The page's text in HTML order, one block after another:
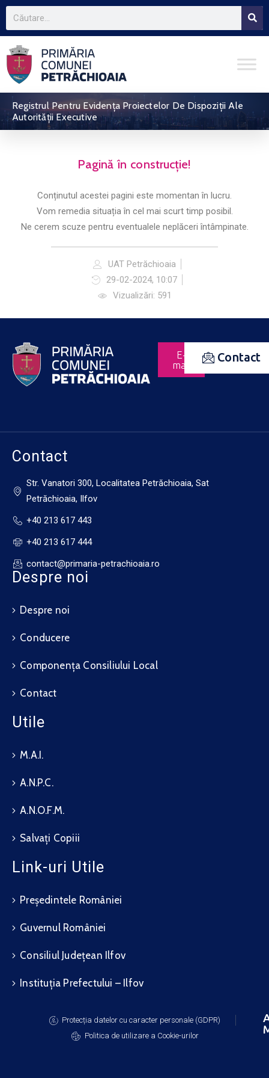
Registrul Pentru Evidența Proiectelor De Dispoziții Ale
Autorității Executive
Pagină în construcție!
Conținutul acestei pagini este momentan în lucru.
Vom remedia situația în cel mai scurt timp posibil.
Ne cerem scuze pentru eventualele neplăceri întâmpinate.
UAT Petrăchioaia
29-02-2024, 10:07
Vizualizări: 591
E-
mail
Contact
Contact
Str. Vanatori 300, Localitatea Petrăchioaia, Sat
Petrăchioaia, Ilfov
+40 213 617 443
+40 213 617 444
contact@primaria-petrachioaia.ro
Despre noi
Despre noi
Conducere
Componența Consiliului Local
Contact
Utile
M.A.I.
A.N.P.C.
A.N.O.F.M.
Salvați Copiii
Link-uri Utile
Președintele României
Guvernul României
Consiliul Județean Ilfov
Instituția Prefectului – Ilfov
Protecția datelor cu caracter personale (GDPR)
Politica de utilizare a Cookie-urilor